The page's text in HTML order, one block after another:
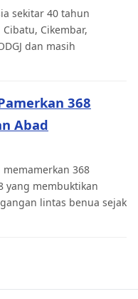
sekitar 40 tahun
Cikembar,
dan masih
368
Abad
368
yang membuktikan
lintas benua sejak